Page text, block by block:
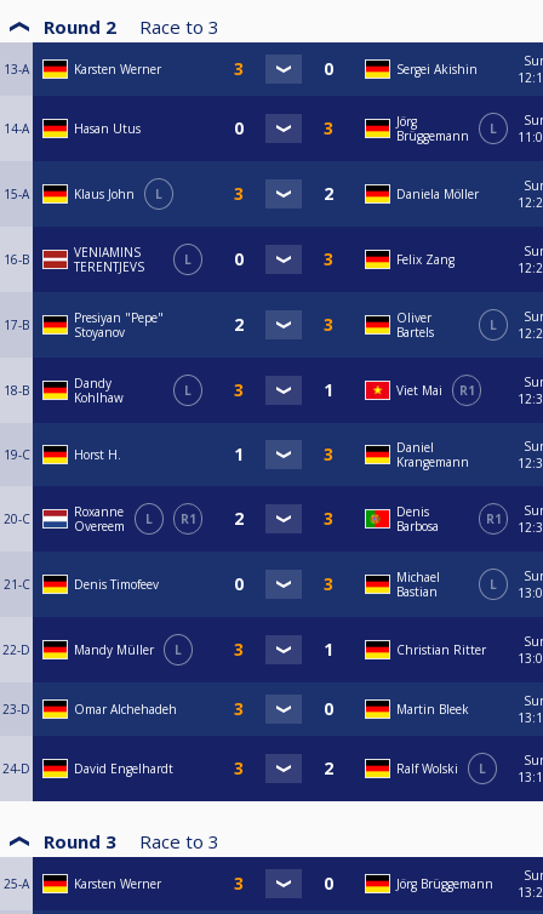
Round 2 Race to 3
13-A Karsten Werner Sergei Akishin
14-A Hasan Utus
Jörg
Brüggemann
L
15-A Klaus John L Daniela Möller
16-B
VENIAMINS
TERENTJEVS
L Felix Zang
17-B
Presiyan "Pepe"
Stoyanov
Oliver
Bartels
L
18-B
Dandy
Kohlhaw
L Viet Mai R1
19-C Horst H.
Daniel
Krangemann
20-C
Roxanne
Overeem
L R1
Denis
Barbosa
R1
21-C Denis Timofeev
Michael
Bastian
L
22-D Mandy Müller L Christian Ritter
23-D Omar Alchehadeh Martin Bleek
24-D David Engelhardt Ralf Wolski L
Round 3 Race to 3
25-A Karsten Werner Jörg Brüggemann